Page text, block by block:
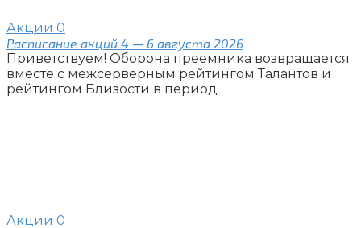
Акции 0
Расписание акций 4 — 6 августа 2026
Приветствуем! Оборона преемника возвращается
вместе с межсерверным рейтингом Талантов и
рейтингом Близости в период
Акции 0